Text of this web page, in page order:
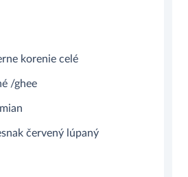
korenie celé
/ghee
červený lúpaný